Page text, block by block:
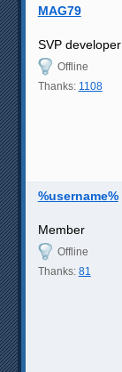
MAG79
SVP developer
Offline
Thanks: 1108
%username%
Member
Offline
Thanks: 81